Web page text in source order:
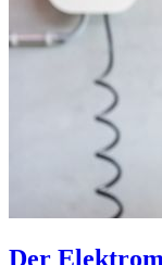
Der